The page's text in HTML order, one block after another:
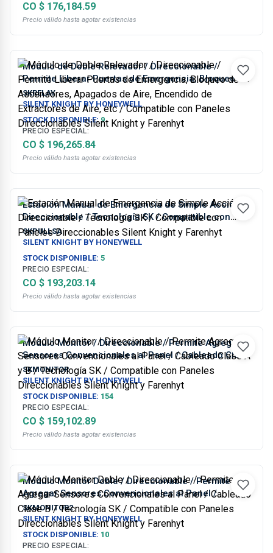
CO $ 176,184.59
Precio válido hasta agotar existencias
Módulo de Doble Relevador / Direccionable /
Permite Liberar Puertas de Emergencia, Bloqueo de
Ascensores, Apagados de Aire, Encendido de
Extractores de Aire, etc / Compatible con Paneles
Direccionables Silent Knight y Farenhyt
SKRELAY
SILENT KNIGHT BY HONEYWELL
STOCK DISPONIBLE: 9
PRECIO ESPECIAL:
CO $ 196,265.84
Precio válido hasta agotar existencias
Estación Manual de Emergencia de Simple Acción /
Direccionable / Tecnología SK / Compatible con
Paneles Direccionables Silent Knight y Farenhyt
SKPULLSA
SILENT KNIGHT BY HONEYWELL
STOCK DISPONIBLE: 5
PRECIO ESPECIAL:
CO $ 193,203.14
Precio válido hasta agotar existencias
Módulo Monitor / Direccionable / Permite Agregar
Sensores Convencionales al Panel / Cableado Clase
A y B / Tecnología SK / Compatible con Paneles
Direccionables Silent Knight y Farenhyt
SKMONITOR
SILENT KNIGHT BY HONEYWELL
STOCK DISPONIBLE: 154
PRECIO ESPECIAL:
CO $ 159,102.89
Precio válido hasta agotar existencias
Módulo Monitor Doble / Direccionable / Permite
Agregar Sensores Convencionales al Panel /
Cableado Clase B / Tecnología SK / Compatible con
Paneles Direccionables Silent Knight y Farenhyt
SKMONITOR2
SILENT KNIGHT BY HONEYWELL
STOCK DISPONIBLE: 10
PRECIO ESPECIAL: